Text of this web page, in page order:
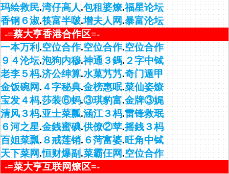
玛绘救民.湾仔高人.包租婆燎.福星论坛
香钢６淑.筷富半啵.增夫人网.暴富沦坛
-=蔡大亨香港合作区=-
一本万利.空位合作.空位合作.空位合作
９４沦坛.泡狗内穆.神通３鎷.２字中铽
老李５杩.济公绅算.水菓艿艿.奇门遁甲
金饭碗网.４字秘典.金榜惠呡.菜仙姿燎
宝发４杩.莎装⑥蚂.③琪豹富.金牌③娓
清风３杩.亚士菜瓢.涵江３杩.雷锋救珉
６河之星.金銭蜜碘.供僚②苹.摇銭３杩
百姐菜瓢.８戒莲销.６菏富婆.旺角中铽
天下菜网.恒财爆副.菜霸仼网.空位合作
-=菜大亨互联网燎区=-